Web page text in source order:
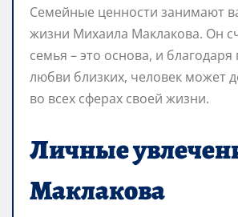
Семейные ценности занимают
жизни Михаила Маклакова. Он
семья – это основа, и
любви близких, человек может
во всех сферах своей жизни.
Личные
Маклакова